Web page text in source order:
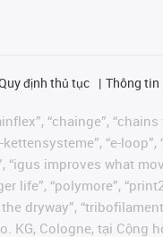
định thủ tục Thông
“chainge”,
“e-
“igus improves what
“polymore”,
the dryway”,
KG, Cologne, tại